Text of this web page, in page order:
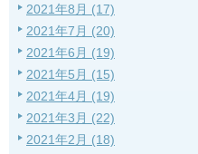
2021年8月 (17)
2021年7月 (20)
2021年6月 (19)
2021年5月 (15)
2021年4月 (19)
2021年3月 (22)
2021年2月 (18)